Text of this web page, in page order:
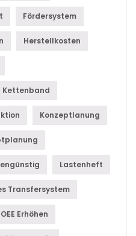
Fördersystem
Herstellkosten
Kettenband
Konzeptlanung
Lastenheft
Transfersystem
OEE Erhöhen